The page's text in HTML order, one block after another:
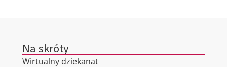
Na skróty
Wirtualny dziekanat